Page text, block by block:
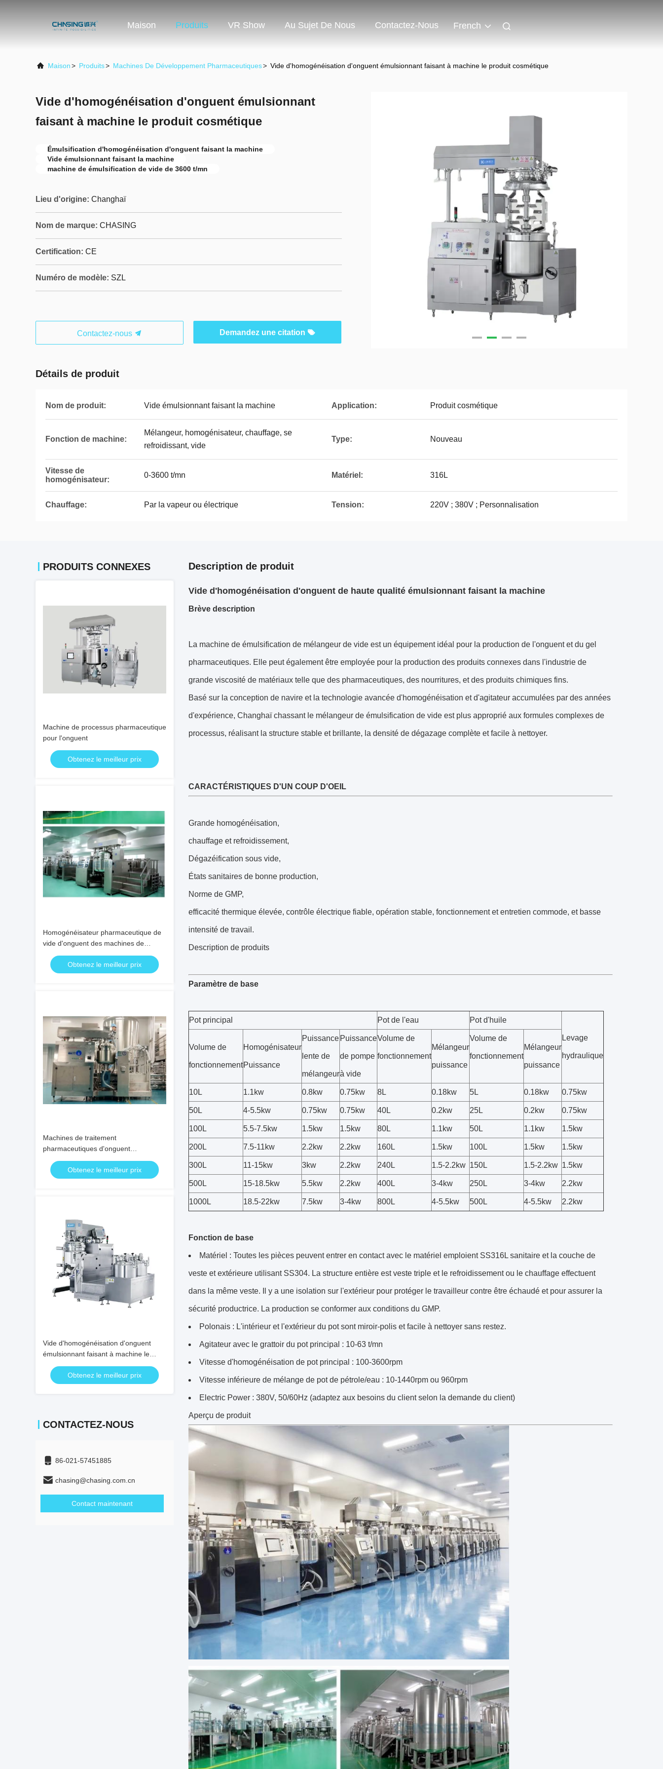
Maison Produits VR Show Au Sujet De Nous Contactez-Nous French
Maison> Produits> Machines De Développement Pharmaceutiques> Vide d'homogénéisation d'onguent émulsionnant faisant à machine le produit cosmétique
Vide d'homogénéisation d'onguent émulsionnant
faisant à machine le produit cosmétique
Émulsification d'homogénéisation d'onguent faisant la machine
Vide émulsionnant faisant la machine
machine de émulsification de vide de 3600 t/mn
Lieu d'origine: Changhaï
Nom de marque: CHASING
Certification: CE
Numéro de modèle: SZL
Contactez-nous Demandez une citation
Détails de produit
Nom de produit: Vide émulsionnant faisant la machine Application: Produit cosmétique
Fonction de machine:
Mélangeur, homogénisateur, chauffage, se
refroidissant, vide
Type: Nouveau
Vitesse de
homogénisateur:
0-3600 t/mn Matériel: 316L
Chauffage: Par la vapeur ou électrique Tension: 220V ; 380V ; Personnalisation
PRODUITS CONNEXES
Machine de processus pharmaceutique
pour l'onguent
Obtenez le meilleur prix
Homogénéisateur pharmaceutique de
vide d'onguent des machines de
développement SUS316L de 15
kilowattsObtenez le meilleur prix
Machines de traitement
pharmaceutiques d'onguent
homogénéisant l'émulsification de vide
faisant la machine
Obtenez le meilleur prix
Vide d'homogénéisation d'onguent
émulsionnant faisant à machine le
produit cosmétique
Obtenez le meilleur prix
CONTACTEZ-NOUS
86-021-57451885
chasing@chasing.com.cn
Contact maintenant
Description de produit
Vide d'homogénéisation d'onguent de haute qualité émulsionnant faisant la machine
Brève description
La machine de émulsification de mélangeur de vide est un équipement idéal pour la production de l'onguent et du gel
pharmaceutiques. Elle peut également être employée pour la production des produits connexes dans l'industrie de
grande viscosité de matériaux telle que des pharmaceutiques, des nourritures, et des produits chimiques fins.
Basé sur la conception de navire et la technologie avancée d'homogénéisation et d'agitateur accumulées par des années
d'expérience, Changhaï chassant le mélangeur de émulsification de vide est plus approprié aux formules complexes de
processus, réalisant la structure stable et brillante, la densité de dégazage complète et facile à nettoyer.
CARACTÉRISTIQUES D'UN COUP D'OEIL
Grande homogénéisation,
chauffage et refroidissement,
Dégazéification sous vide,
États sanitaires de bonne production,
Norme de GMP,
efficacité thermique élevée, contrôle électrique fiable, opération stable, fonctionnement et entretien commode, et basse
intensité de travail.
Description de produits
Paramètre de base
Pot principal Pot de l'eau Pot d'huile
Levage
hydraulique
Volume de
fonctionnement
Homogénisateur
Puissance
Puissance
lente de
mélangeur
Puissance
de pompe
à vide
Volume de
fonctionnement
Mélangeur
puissance
Volume de
fonctionnement
Mélangeur
puissance
10L 1.1kw 0.8kw 0.75kw 8L 0.18kw 5L 0.18kw 0.75kw
50L 4-5.5kw 0.75kw 0.75kw 40L 0.2kw 25L 0.2kw 0.75kw
100L 5.5-7.5kw 1.5kw 1.5kw 80L 1.1kw 50L 1.1kw 1.5kw
200L 7.5-11kw 2.2kw 2.2kw 160L 1.5kw 100L 1.5kw 1.5kw
300L 11-15kw 3kw 2.2kw 240L 1.5-2.2kw 150L 1.5-2.2kw 1.5kw
500L 15-18.5kw 5.5kw 2.2kw 400L 3-4kw 250L 3-4kw 2.2kw
1000L 18.5-22kw 7.5kw 3-4kw 800L 4-5.5kw 500L 4-5.5kw 2.2kw
Fonction de base
Matériel : Toutes les pièces peuvent entrer en contact avec le matériel emploient SS316L sanitaire et la couche de
veste et extérieure utilisant SS304. La structure entière est veste triple et le refroidissement ou le chauffage effectuent
dans la même veste. Il y a une isolation sur l'extérieur pour protéger le travailleur contre être échaudé et pour assurer la
sécurité productrice. La production se conformer aux conditions du GMP.
Polonais : L'intérieur et l'extérieur du pot sont miroir-polis et facile à nettoyer sans restez.
Agitateur avec le grattoir du pot principal : 10-63 t/mn
Vitesse d'homogénéisation de pot principal : 100-3600rpm
Vitesse inférieure de mélange de pot de pétrole/eau : 10-1440rpm ou 960rpm
Electric Power : 380V, 50/60Hz (adaptez aux besoins du client selon la demande du client)
Aperçu de produit